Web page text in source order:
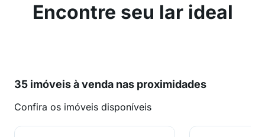
Encontre seu lar ideal
35 imóveis à venda nas proximidades
Confira os imóveis disponíveis